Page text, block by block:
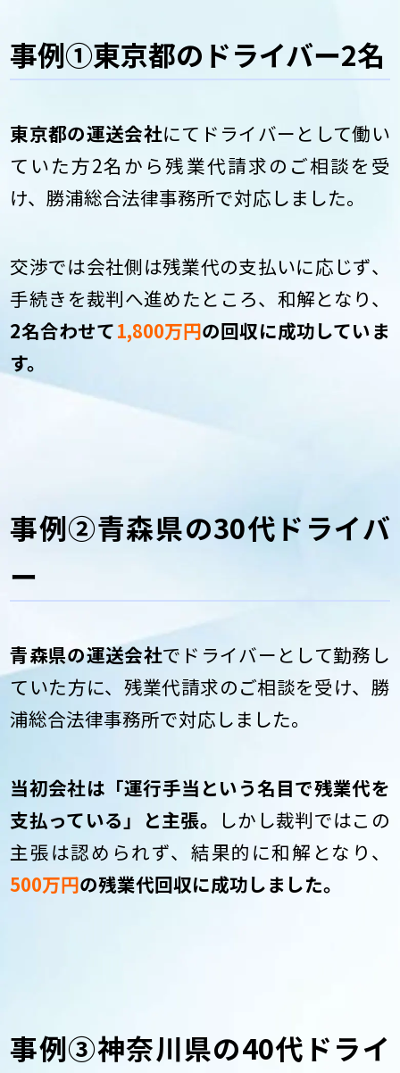
事例①東京都のドライバー2名
東京都の運送会社にてドライバーとして働い
ていた方2名から残業代請求のご相談を受
け、勝浦総合法律事務所で対応しました。
交渉では会社側は残業代の支払いに応じず、
手続きを裁判へ進めたところ、和解となり、
2名合わせて1,800万円の回収に成功していま
す。
事例②青森県の30代ドライバ
ー
青森県の運送会社でドライバーとして勤務し
ていた方に、残業代請求のご相談を受け、勝
浦総合法律事務所で対応しました。
当初会社は「運行手当という名目で残業代を
支払っている」と主張。 しかし裁判ではこの
主張は認められず、結果的に和解となり、
500万円の残業代回収に成功しました。
事例③神奈川県の40代ドライ